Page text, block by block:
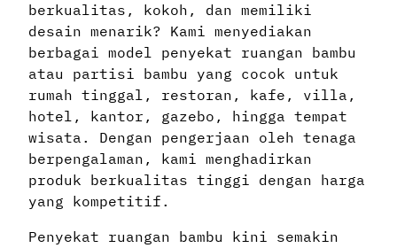
berkualitas, kokoh, dan memiliki
desain menarik? Kami menyediakan
berbagai model penyekat ruangan bambu
atau partisi bambu yang cocok untuk
rumah tinggal, restoran, kafe, villa,
hotel, kantor, gazebo, hingga tempat
wisata. Dengan pengerjaan oleh tenaga
berpengalaman, kami menghadirkan
produk berkualitas tinggi dengan harga
yang kompetitif.
Penyekat ruangan bambu kini semakin